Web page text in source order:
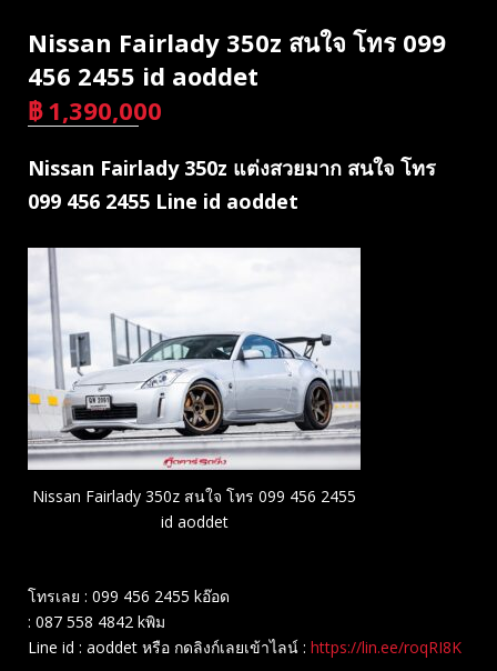
Nissan Fairlady 350z สนใจ โทร 099
456 2455 id aoddet
฿ 1,390,000
Nissan Fairlady 350z แต่งสวยมาก สนใจ โทร
099 456 2455 Line id aoddet
Nissan Fairlady 350z สนใจ โทร 099 456 2455
id aoddet
โทรเลย : 099 456 2455 kอ๊อด
: 087 558 4842 kพิม
Line id : aoddet หรือ กดลิงก์เลยเข้าไลน์ : https://lin.ee/roqRI8K